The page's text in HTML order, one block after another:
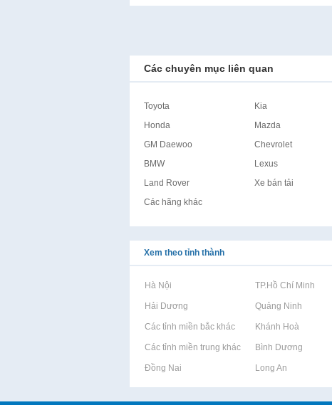
Các chuyên mục liên quan
Toyota Kia
Honda
Mazda
GM Daewoo
Chevrolet
BMW
Lexus
Land Rover
Xe bán tải
Các hãng khác
Xem theo tỉnh thành
Rao vặt tại Hà Nội Rao vặt tại TP.Hồ Chí Minh
Rao vặt tại Hải Dương Rao vặt tại Quảng Ninh
Rao vặt tại Các tỉnh miền bắc khácRao vặt tại Khánh Hoà
Rao vặt tại Các tỉnh miền trung khácRao vặt tại Bình Dương
Rao vặt tại Đồng Nai Rao vặt tại Long An